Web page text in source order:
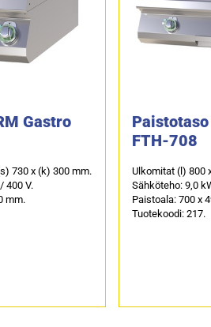
Gastro
730 x (k) 300 mm.
400 V.
mm.
FTH-708
Ulkomitat (l) 800
Sähköteho: 9,0
Paistoala: 700 x
Tuotekoodi: 217.